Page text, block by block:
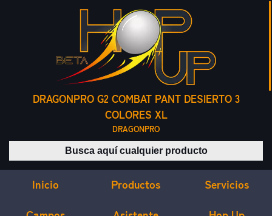
DRAGONPRO G2 COMBAT PANT DESIERTO 3
COLORES XL
DRAGONPRO
Buscar productos
Inicio Productos Servicios